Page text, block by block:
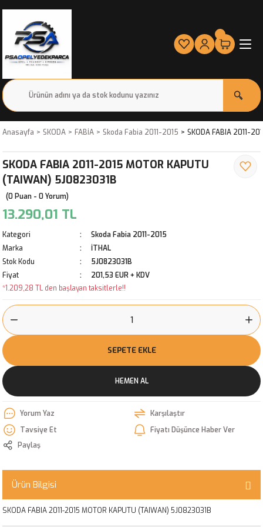
Anasayfa SKODA FABİA Skoda Fabia 2011-2015 SKODA FABIA 2011-
SKODA FABIA 2011-2015 MOTOR KAPUTU
(TAIWAN) 5J0823031B
(0 Puan - 0 Yorum)
13.290,01 TL
Kategori
Skoda Fabia 2011-2015
Marka
İTHAL
Stok Kodu
5J0823031B
Fiyat
201,53 EUR + KDV
*1.209,28 TL den başlayan taksitlerle!!
SEPETE EKLE
HEMEN AL
Yorum Yaz
Karşılaştır
Tavsiye Et
Fiyatı Düşünce Haber Ver
Paylaş
Ürün Bilgisi
SKODA FABIA 2011-2015 MOTOR KAPUTU (TAIWAN) 5J0823031B